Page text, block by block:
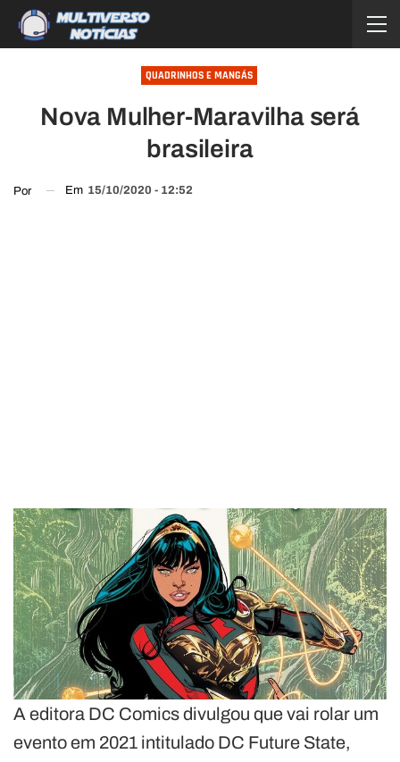
QUADRINHOS E MANGÁS
Nova Mulher-Maravilha será
brasileira
Por Em 15/10/2020 - 12:52
A editora DC Comics divulgou que vai rolar um
evento em 2021 intitulado DC Future State,